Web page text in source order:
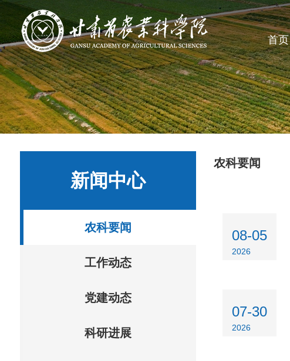
首页
新闻中心
农科要闻
工作动态
党建动态
科研进展
农科要闻
08-05
2026
07-30
2026